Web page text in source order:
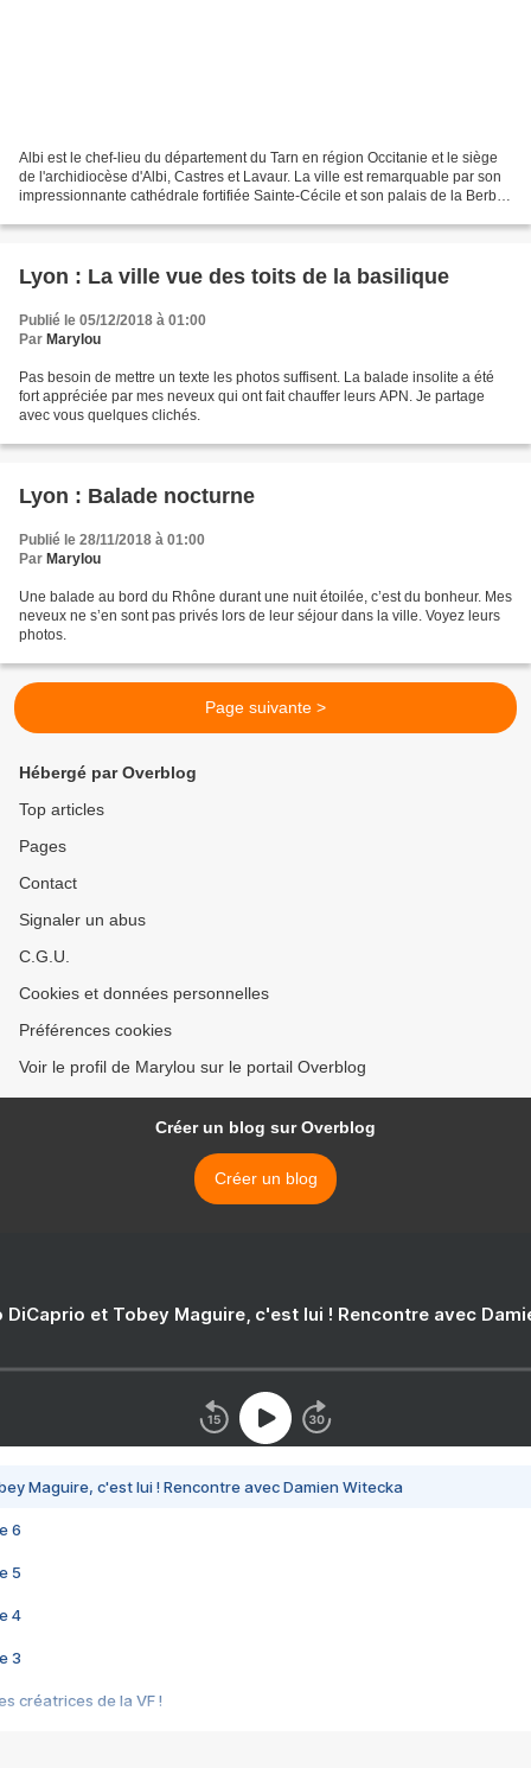
Albi est le chef-lieu du département du Tarn en région Occitanie et le siège
de l'archidiocèse d'Albi, Castres et Lavaur. La ville est remarquable par son
impressionnante cathédrale fortifiée Sainte-Cécile et son palais de la Berbie,
Lyon : La ville vue des toits de la basilique
Publié le 05/12/2018 à 01:00
Par Marylou
Pas besoin de mettre un texte les photos suffisent. La balade insolite a été
fort appréciée par mes neveux qui ont fait chauffer leurs APN. Je partage
avec vous quelques clichés.
Lyon : Balade nocturne
Publié le 28/11/2018 à 01:00
Par Marylou
Une balade au bord du Rhône durant une nuit étoilée, c’est du bonheur. Mes
neveux ne s’en sont pas privés lors de leur séjour dans la ville. Voyez leurs
photos.
Page suivante >
Hébergé par Overblog
Top articles
Pages
Contact
Signaler un abus
C.G.U.
Cookies et données personnelles
Préférences cookies
Voir le profil de Marylou sur le portail Overblog
Créer un blog sur Overblog
Créer un blog
DiCaprio et Tobey Maguire, c'est lui ! Rencontre avec
Maguire, c'est lui ! Rencontre avec Damien Witecka
6
5
4
3
créatrices de la VF !